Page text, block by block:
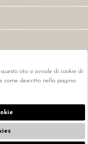
sito si avvale di cookie di
come descritto nella pagina